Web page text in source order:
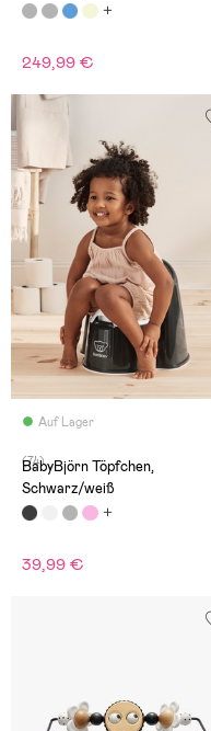
249,99 €
Auf Lager
(74)
BabyBjörn Töpfchen,
Schwarz/weiß
39,99 €